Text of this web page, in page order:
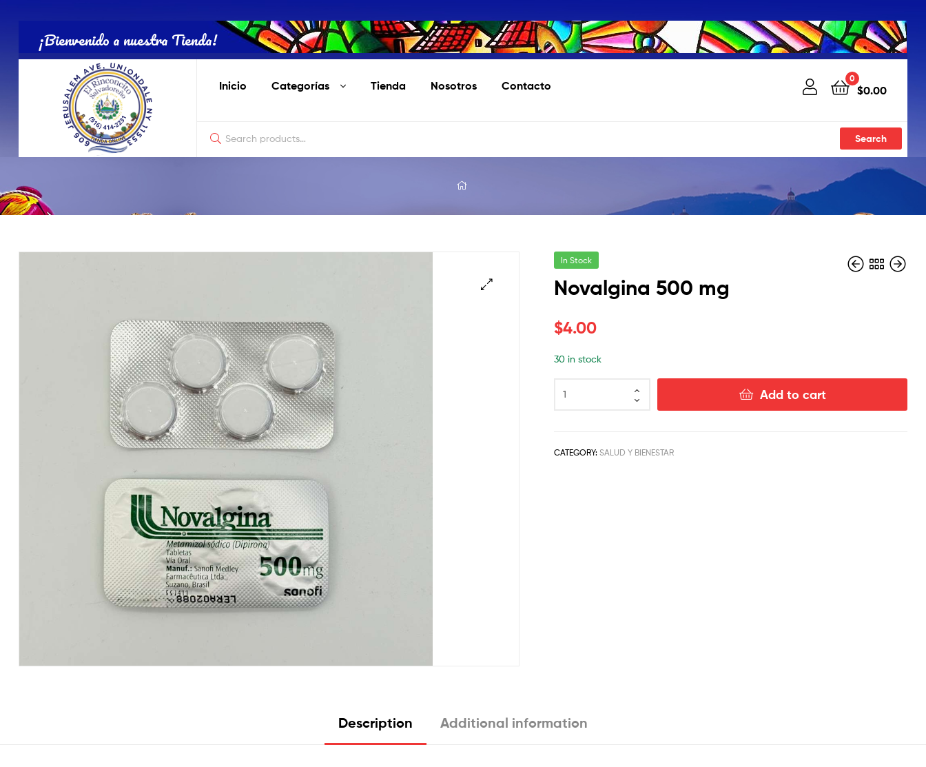
¡Bienvenido a nuestra Tienda!
Inicio Categorías Tienda Nosotros Contacto
0
$0.00
Search
Salvadoreña
Online
In Stock
Novalgina 500 mg
$4.00
30 in stock
Add to cart
CATEGORY:SALUD Y BIENESTAR
Description Additional information